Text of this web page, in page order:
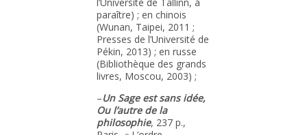
paraître) ; en chinois
(Wunan, Taipei, 2011 ;
Presses de l’Université de
Pékin, 2013) ; en russe
(Bibliothèque des grands
livres, Moscou, 2003) ;
–Un Sage est sans idée,
Ou l’autre de la
philosophie, 237 p.,